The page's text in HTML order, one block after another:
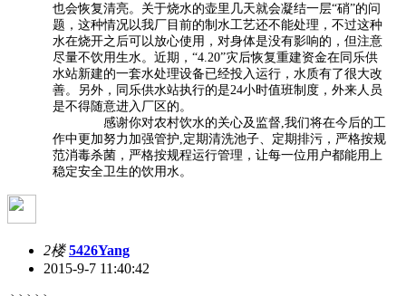
也会恢复清亮。关于烧水的壶里几天就会凝结一层“硝”的问
题，这种情况以我厂目前的制水工艺还不能处理，不过这种
水在烧开之后可以放心使用，对身体是没有影响的，但注意
尽量不饮用生水。近期，“4.20”灾后恢复重建资金在同乐供
水站新建的一套水处理设备已经投入运行，水质有了很大改
善。另外，同乐供水站执行的是24小时值班制度，外来人员
是不得随意进入厂区的。
感谢你对农村饮水的关心及监督,我们将在今后的工
作中更加努力加强管护,定期清洗池子、定期排污，严格按规
范消毒杀菌，严格按规程运行管理，让每一位用户都能用上
稳定安全卫生的饮用水。
2楼 5426Yang
2015-9-7 11:40:42